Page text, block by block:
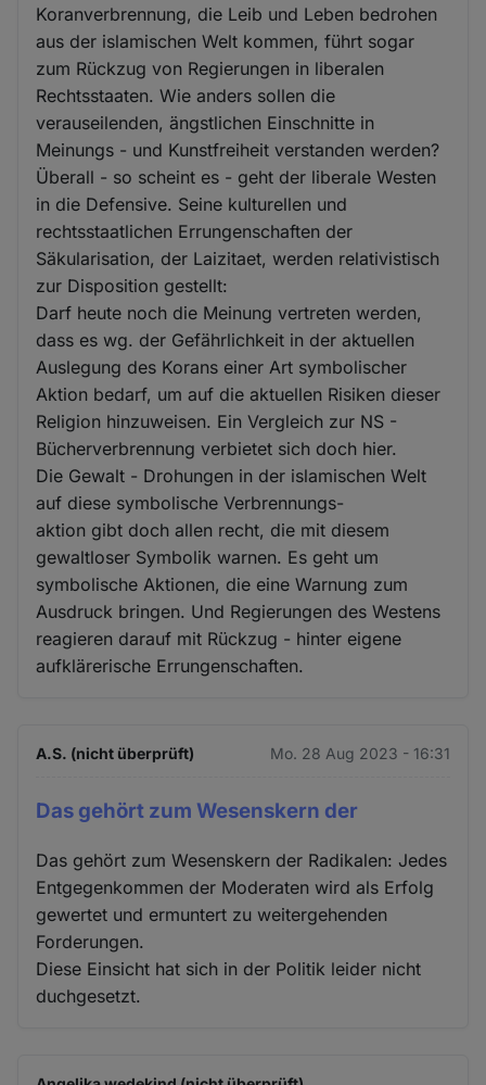
Koranverbrennung, die Leib und Leben bedrohen
aus der islamischen Welt kommen, führt sogar
zum Rückzug von Regierungen in liberalen
Rechtsstaaten. Wie anders sollen die
verauseilenden, ängstlichen Einschnitte in
Meinungs - und Kunstfreiheit verstanden werden?
Überall - so scheint es - geht der liberale Westen
in die Defensive. Seine kulturellen und
rechtsstaatlichen Errungenschaften der
Säkularisation, der Laizitaet, werden relativistisch
zur Disposition gestellt:
Darf heute noch die Meinung vertreten werden,
dass es wg. der Gefährlichkeit in der aktuellen
Auslegung des Korans einer Art symbolischer
Aktion bedarf, um auf die aktuellen Risiken dieser
Religion hinzuweisen. Ein Vergleich zur NS -
Bücherverbrennung verbietet sich doch hier.
Die Gewalt - Drohungen in der islamischen Welt
auf diese symbolische Verbrennungs-
aktion gibt doch allen recht, die mit diesem
gewaltloser Symbolik warnen. Es geht um
symbolische Aktionen, die eine Warnung zum
Ausdruck bringen. Und Regierungen des Westens
reagieren darauf mit Rückzug - hinter eigene
aufklärerische Errungenschaften.
A.S. (nicht überprüft) Mo. 28 Aug 2023 - 16:31
Das gehört zum Wesenskern der
Das gehört zum Wesenskern der Radikalen: Jedes
Entgegenkommen der Moderaten wird als Erfolg
gewertet und ermuntert zu weitergehenden
Forderungen.
Diese Einsicht hat sich in der Politik leider nicht
duchgesetzt.